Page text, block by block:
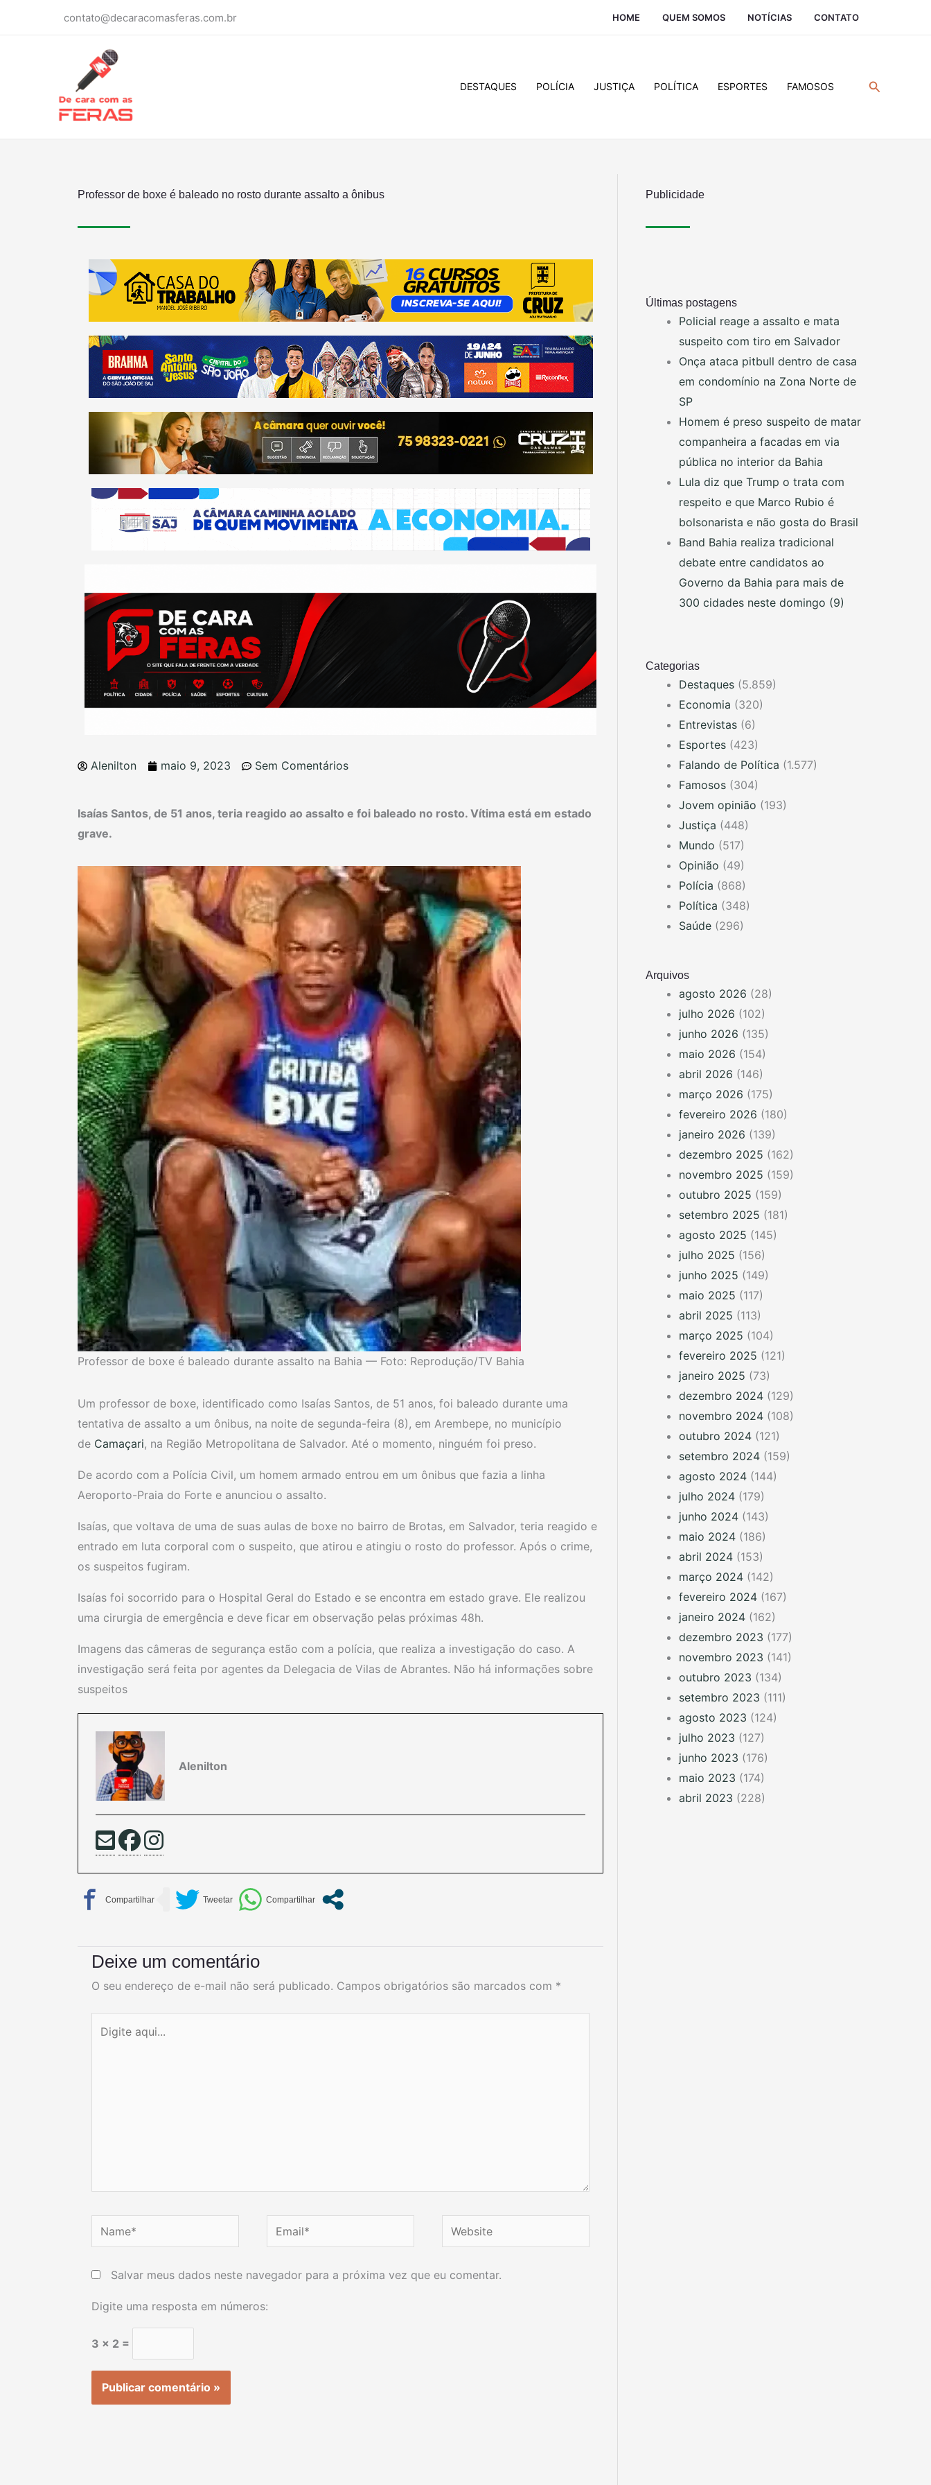
contato@decaracomasferas.com.br HOME QUEM SOMOS NOTÍCIAS CONTATO
DESTAQUES POLÍCIA JUSTIÇA POLÍTICA ESPORTES FAMOSOS Pesquisar
Professor de boxe é baleado no rosto durante assalto a ônibus
Alenilton maio 9, 2023 Sem Comentários
Isaías Santos, de 51 anos, teria reagido ao assalto e foi baleado no rosto. Vítima está em estado
grave.
Professor de boxe é baleado durante assalto na Bahia — Foto: Reprodução/TV Bahia
Um professor de boxe, identificado como Isaías Santos, de 51 anos, foi baleado durante uma
tentativa de assalto a um ônibus, na noite de segunda-feira (8), em Arembepe, no município
de Camaçari, na Região Metropolitana de Salvador. Até o momento, ninguém foi preso.
De acordo com a Polícia Civil, um homem armado entrou em um ônibus que fazia a linha
Aeroporto-Praia do Forte e anunciou o assalto.
Isaías, que voltava de uma de suas aulas de boxe no bairro de Brotas, em Salvador, teria reagido e
entrado em luta corporal com o suspeito, que atirou e atingiu o rosto do professor. Após o crime,
os suspeitos fugiram.
Isaías foi socorrido para o Hospital Geral do Estado e se encontra em estado grave. Ele realizou
uma cirurgia de emergência e deve ficar em observação pelas próximas 48h.
Imagens das câmeras de segurança estão com a polícia, que realiza a investigação do caso. A
investigação será feita por agentes da Delegacia de Vilas de Abrantes. Não há informações sobre
suspeitos
Alenilton
Deixe um comentário
O seu endereço de e-mail não será publicado. Campos obrigatórios são marcados com *
aqui...
Name* Email* Website
Salvar meus dados neste navegador para a próxima vez que eu comentar.
Digite uma resposta em números:
3 × 2 =
Publicidade
Últimas postagens
Policial reage a assalto e mata
suspeito com tiro em Salvador
Onça ataca pitbull dentro de casa
em condomínio na Zona Norte de
SP
Homem é preso suspeito de matar
companheira a facadas em via
pública no interior da Bahia
Lula diz que Trump o trata com
respeito e que Marco Rubio é
bolsonarista e não gosta do Brasil
Band Bahia realiza tradicional
debate entre candidatos ao
Governo da Bahia para mais de
300 cidades neste domingo (9)
Categorias
Destaques (5.859)
Economia (320)
Entrevistas (6)
Esportes (423)
Falando de Política (1.577)
Famosos (304)
Jovem opinião (193)
Justiça (448)
Mundo (517)
Opinião (49)
Polícia (868)
Política (348)
Saúde (296)
Arquivos
agosto 2026 (28)
julho 2026 (102)
junho 2026 (135)
maio 2026 (154)
abril 2026 (146)
março 2026 (175)
fevereiro 2026 (180)
janeiro 2026 (139)
dezembro 2025 (162)
novembro 2025 (159)
outubro 2025 (159)
setembro 2025 (181)
agosto 2025 (145)
julho 2025 (156)
junho 2025 (149)
maio 2025 (117)
abril 2025 (113)
março 2025 (104)
fevereiro 2025 (121)
janeiro 2025 (73)
dezembro 2024 (129)
novembro 2024 (108)
outubro 2024 (121)
setembro 2024 (159)
agosto 2024 (144)
julho 2024 (179)
junho 2024 (143)
maio 2024 (186)
abril 2024 (153)
março 2024 (142)
fevereiro 2024 (167)
janeiro 2024 (162)
dezembro 2023 (177)
novembro 2023 (141)
outubro 2023 (134)
setembro 2023 (111)
agosto 2023 (124)
julho 2023 (127)
junho 2023 (176)
maio 2023 (174)
abril 2023 (228)